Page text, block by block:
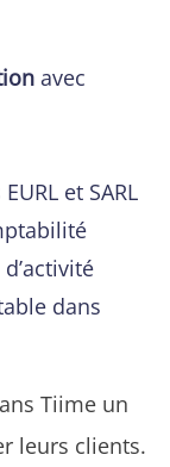
avec
et SARL
dans
Tiime un
leurs clients.